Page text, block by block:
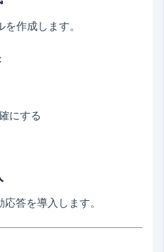
作成します。
：
にする
答を導入します。